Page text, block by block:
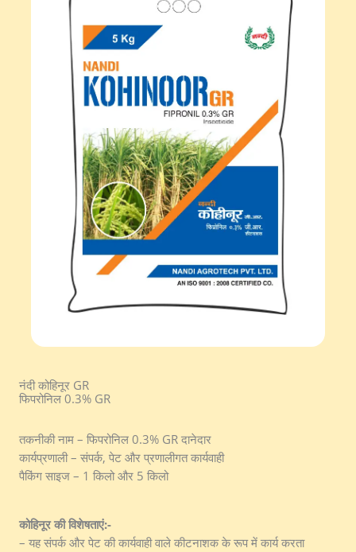
नंदी कोहिनूर GR
फिपरोनिल 0.3% GR
तकनीकी नाम – फिपरोनिल 0.3% GR दानेदार
कार्यप्रणाली – संपर्क, पेट और प्रणालीगत कार्यवाही
पैकिंग साइज – 1 किलो और 5 किलो
कोहिनूर की विशेषताएं:-
– यह संपर्क और पेट की कार्यवाही वाले कीटनाशक के रूप में कार्य करता